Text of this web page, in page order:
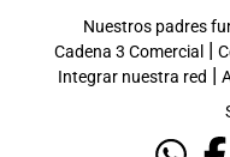
Nuestros padres
Cadena 3 Comercial |
Integrar nuestra red |